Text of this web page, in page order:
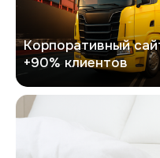
Корпоративный
+90% клиентов
Персона